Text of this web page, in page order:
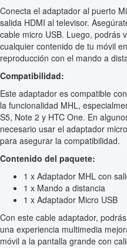
Conecta el adaptador al puerto
salida HDMI al televisor.
cable micro USB. Luego, podrás
cualquier contenido de tu móvil
reproducción con el mando a
Compatibilidad:
Este adaptador es compatible
la funcionalidad MHL,
S5, Note 2 y HTC One. En
necesario usar el adaptador
para asegurar la compatibilidad.
Contenido del paquete:
1 x Adaptador MHL con
1 x Mando a distancia
1 x Adaptador Micro USB
Con este cable adaptador,
una experiencia multimedia
móvil a la pantalla grande con